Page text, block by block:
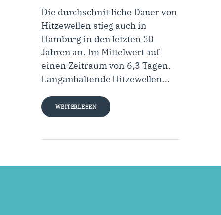
Die durchschnittliche Dauer von
Hitzewellen stieg auch in
Hamburg in den letzten 30
Jahren an. Im Mittelwert auf
einen Zeitraum von 6,3 Tagen.
Langanhaltende Hitzewellen…
WEITERLESEN